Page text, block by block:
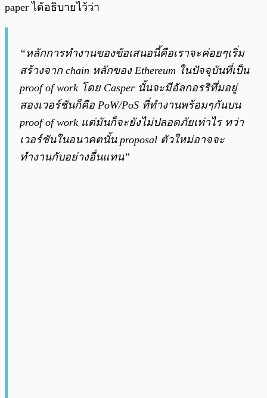
paper ได้อธิบายไว้ว่า
“หลักการทำงานของข้อเสนอนี้คือเราจะค่อยๆเริ่ม
สร้างจาก chain หลักของ Ethereum ในปัจจุบันที่เป็น
proof of work โดย Casper นั้นจะมีอัลกอรริทึ่มอยู่
สองเวอร์ชันก็คือ PoW/PoS ที่ทำงานพร้อมๆกันบน
proof of work แต่มันก็จะยังไม่ปลอดภัยเท่าไร ทว่า
เวอร์ชันในอนาคตนั้น proposal ตัวใหม่อาจจะ
ทำงานกับอย่างอื่นแทน”